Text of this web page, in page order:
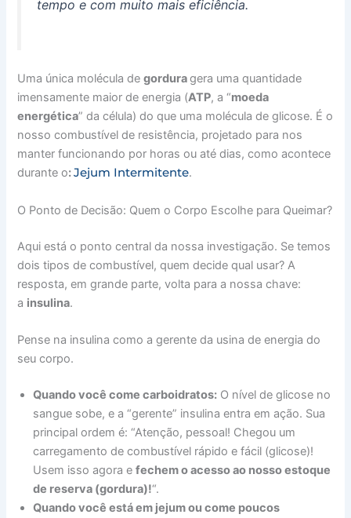
tempo e com muito mais eficiência.
Uma única molécula degorduragera uma quantidade
imensamente maior de energia (ATP, a “moeda
energética” da célula) do que uma molécula de glicose. É o
nosso combustível de resistência, projetado para nos
manter funcionando por horas ou até dias, como acontece
durante o:Jejum Intermitente.
O Ponto de Decisão: Quem o Corpo Escolhe para Queimar?
Aqui está o ponto central da nossa investigação. Se temos
dois tipos de combustível, quem decide qual usar? A
resposta, em grande parte, volta para a nossa chave:
a insulina.
Pense na insulina como a gerente da usina de energia do
seu corpo.
Quando você come carboidratos: O nível de glicose no
sangue sobe, e a “gerente” insulina entra em ação. Sua
principal ordem é: “Atenção, pessoal! Chegou um
carregamento de combustível rápido e fácil (glicose)!
Usem isso agora efechem o acesso ao nosso estoque
de reserva (gordura)!“.
Quando você está em jejum ou come poucos